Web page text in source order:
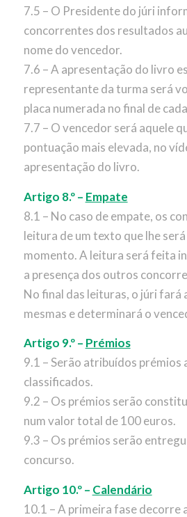
7.5 – O Presidente do júri
concorrentes dos resultados
nome do vencedor.
7.6 – A apresentação do livro
representante da turma será
placa numerada no final de
7.7 – O vencedor será aquele
pontuação mais elevada, no
apresentação do livro.
Artigo 8.º – Empate
8.1 – No caso de empate, os
leitura de um texto que lhe
momento. A leitura será feita
a presença dos outros
No final das leituras, o júri fará
mesmas e determinará o
Artigo 9.º – Prémios
9.1 – Serão atribuídos prémios
classificados.
9.2 – Os prémios serão
num valor total de 100 euros.
9.3 – Os prémios serão
concurso.
Artigo 10.º – Calendário
10.1 – A primeira fase decorre